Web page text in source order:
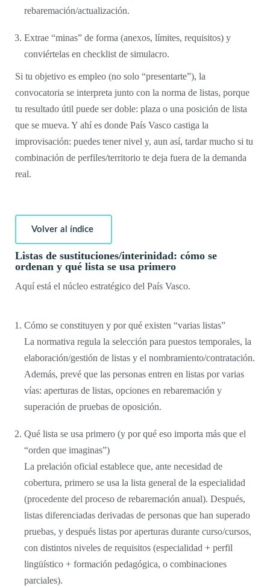
rebaremación/actualización.
Extrae “minas” de forma (anexos, límites, requisitos) y
conviértelas en checklist de simulacro.
Si tu objetivo es empleo (no solo “presentarte”), la
convocatoria se interpreta junto con la norma de listas, porque
tu resultado útil puede ser doble: plaza o una posición de lista
que se mueva. Y ahí es donde País Vasco castiga la
improvisación: puedes tener nivel y, aun así, tardar mucho si tu
combinación de perfiles/territorio te deja fuera de la demanda
real.
Volver al índice
Listas de sustituciones/interinidad: cómo se
ordenan y qué lista se usa primero
Aquí está el núcleo estratégico del País Vasco.
Cómo se constituyen y por qué existen “varias listas”
La normativa regula la selección para puestos temporales, la
elaboración/gestión de listas y el nombramiento/contratación.
Además, prevé que las personas entren en listas por varias
vías: aperturas de listas, opciones en rebaremación y
superación de pruebas de oposición.
Qué lista se usa primero (y por qué eso importa más que el
“orden que imaginas”)
La prelación oficial establece que, ante necesidad de
cobertura, primero se usa la lista general de la especialidad
(procedente del proceso de rebaremación anual). Después,
listas diferenciadas derivadas de personas que han superado
pruebas, y después listas por aperturas durante curso/cursos,
con distintos niveles de requisitos (especialidad + perfil
lingüístico + formación pedagógica, o combinaciones
parciales).